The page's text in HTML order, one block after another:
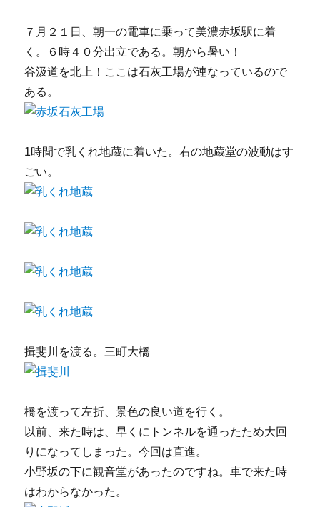
７月２１日、朝一の電車に乗って美濃赤坂駅に着
く。６時４０分出立である。朝から暑い！
谷汲道を北上！ここは石灰工場が連なっているので
ある。
1時間で乳くれ地蔵に着いた。右の地蔵堂の波動はす
ごい。
揖斐川を渡る。三町大橋
橋を渡って左折、景色の良い道を行く。
以前、来た時は、早くにトンネルを通ったため大回
りになってしまった。今回は直進。
小野坂の下に観音堂があったのですね。車で来た時
はわからなかった。